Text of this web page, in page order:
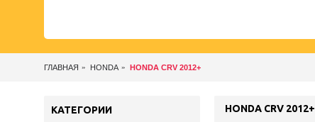
ГЛАВНАЯ HONDA HONDA CRV 2012+
КАТЕГОРИИ HONDA CRV 2012+